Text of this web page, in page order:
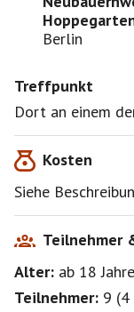
Berlin
Treffpunkt
Dort an einem
Kosten
Siehe
Teilnehmer
Alter: ab 18Jahre
Teilnehmer: 9 (4